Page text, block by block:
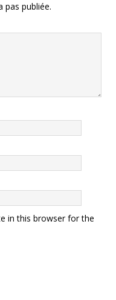
pas publiée.
in this browser for the